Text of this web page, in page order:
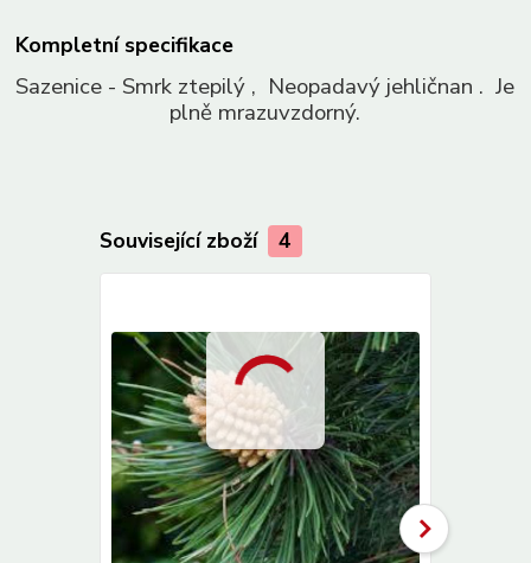
Kompletní specifikace
Sazenice - Smrk ztepilý , Neopadavý jehličnan . Je
plně mrazuvzdorný.
Související zboží 4